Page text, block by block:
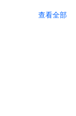
查看全部